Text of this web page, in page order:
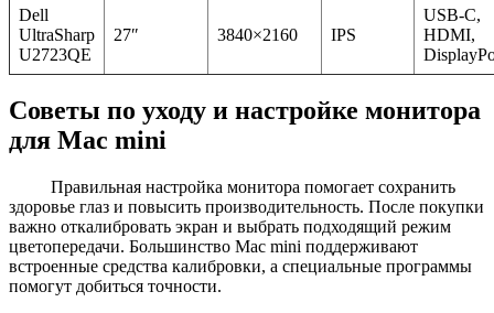
Dell
UltraSharp
U2723QE
27″ 3840×2160 IPS
USB-C,
HDMI,
Советы по уходу и настройке монитора
для Mac mini
Правильная настройка монитора помогает сохранить
здоровье глаз и повысить производительность. После покупки
важно откалибровать экран и выбрать подходящий режим
цветопередачи. Большинство Mac mini поддерживают
встроенные средства калибровки, а специальные программы
помогут добиться точности.